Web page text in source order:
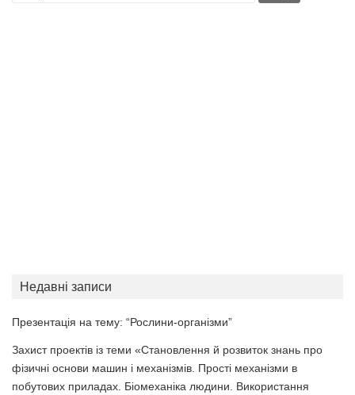
Недавні записи
Презентація на тему: “Рослини-організми”
Захист проектів із теми «Становлення й розвиток знань про
фізичні основи машин і механізмів. Прості механізми в
побутових приладах. Біомеханіка людини. Використання